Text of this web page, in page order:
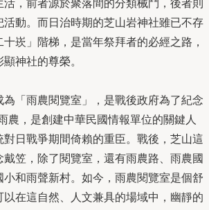
，前者源於聚落間的分類械鬥，後者則
活動。而日治時期的芝山岩神社雖已不存
崁」階梯，是當年祭拜者的必經之路，
神社的尊榮。
「雨農閱覽室」，是戰後政府為了紀念
農，是創建中華民國情報單位的關鍵人
日戰爭期間倚賴的重臣。戰後，芝山這
笠，除了閱覽室，還有雨農路、雨農國
和雨聲新村。如今，雨農閱覽室是個舒
在這自然、人文兼具的場域中，幽靜的